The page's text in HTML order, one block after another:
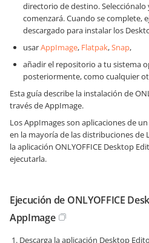
directorio de destino. Selecciónalo
comenzará. Cuando se complete,
descargado para instalar los
usarAppImage, Flatpak,Snap,
añadir el repositorio a tu sistema
posteriormente, como cualquier
Esta guía describe la instalación de
través de AppImage.
Los AppImages son aplicaciones de
en la mayoría de las distribuciones de
la aplicación ONLYOFFICE Desktop
ejecutarla.
Ejecución de ONLYOFFICE
AppImage
Descarga la aplicación Desktop